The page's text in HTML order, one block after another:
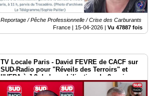
Reportage / Pêche Professionnelle / Crise des Carburants
France | 15-04-2026| Vu 47887 fois
TV Locale Paris - David FEVRE de CACF sur
SUD-Radio pour "Réveils des Terroirs" et
l'UFPA à J-2 de la mobilisation du 2 mai
Place Vauban - Paris